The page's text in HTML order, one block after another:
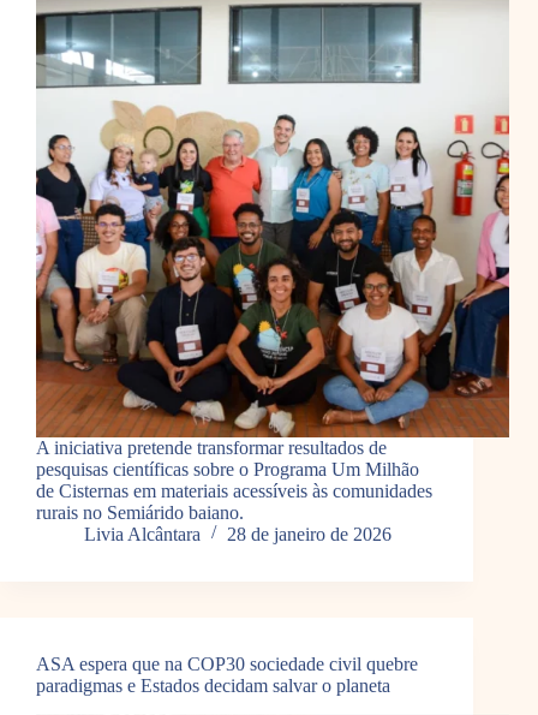
A iniciativa pretende transformar resultados de
pesquisas científicas sobre o Programa Um Milhão
de Cisternas em materiais acessíveis às comunidades
rurais no Semiárido baiano.
Livia Alcântara
28 de janeiro de 2026
ASA espera que na COP30 sociedade civil quebre
paradigmas e Estados decidam salvar o planeta